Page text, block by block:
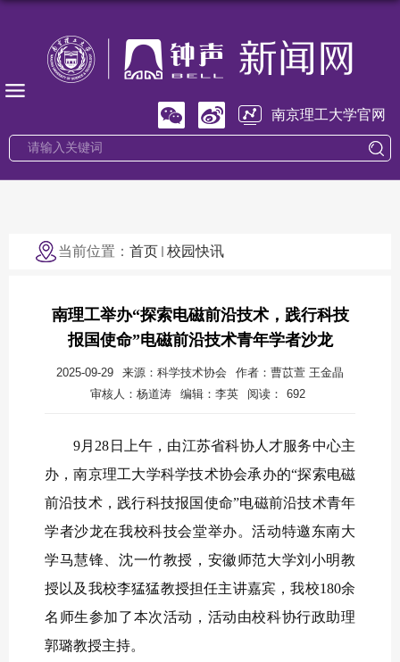
南京理工大学官网
当前位置： 首页 校园快讯
南理工举办“探索电磁前沿技术，践行科技
报国使命”电磁前沿技术青年学者沙龙
2025-09-29 来源：科学技术协会
作者：曹苡萱 王金晶
审核人：杨道涛
编辑：李英 阅读： 692
9月28日上午，由江苏省科协人才服务中心主
办，南京理工大学科学技术协会承办的“探索电磁
前沿技术，践行科技报国使命”电磁前沿技术青年
学者沙龙在我校科技会堂举办。活动特邀东南大
学马慧锋、沈一竹教授，安徽师范大学刘小明教
授以及我校李猛猛教授担任主讲嘉宾，我校180余
名师生参加了本次活动，活动由校科协行政助理
郭璐教授主持。